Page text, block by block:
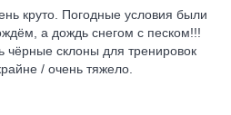
круто. Погодные условия были
а дождь снегом с песком!!!
чёрные склоны для тренировок
/ очень тяжело.